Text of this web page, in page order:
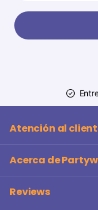
Atención al
Acerca de
Reviews